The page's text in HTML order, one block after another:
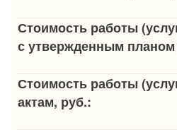
Стоимость работы
с утвержденным
Стоимость работы
актам, руб.: